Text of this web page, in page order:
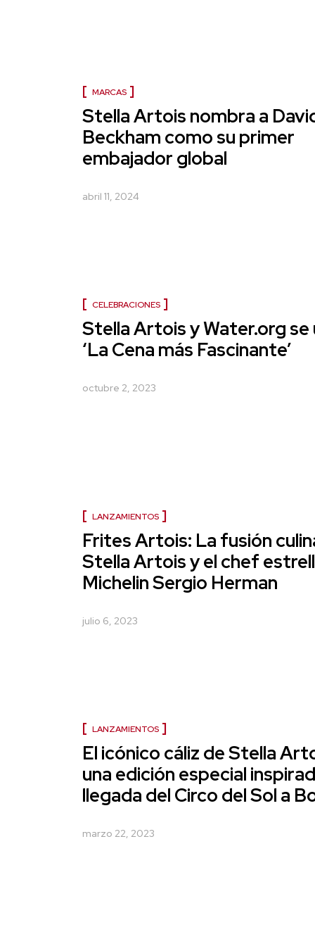
MARCAS
Stella Artois nombra a
Beckham como su primer
embajador global
abril 11, 2024
CELEBRACIONES
Stella Artois y Water.org se
‘La Cena más Fascinante’
octubre 2, 2023
LANZAMIENTOS
Frites Artois: La fusión
Stella Artois y el chef
Michelin Sergio Herman
julio 6, 2023
LANZAMIENTOS
El icónico cáliz de Stella
una edición especial
llegada del Circo del Sol a
marzo 22, 2023